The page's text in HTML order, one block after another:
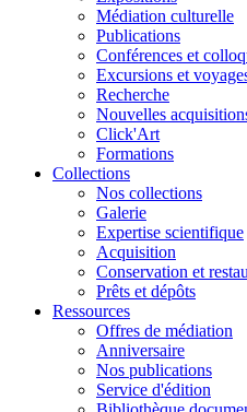
Médiation culturelle
Publications
Conférences et
Excursions et
Recherche
Nouvelles
Click'Art
Formations
Collections
Nos collections
Galerie
Expertise scientifique
Acquisition
Conservation et
Prêts et dépôts
Ressources
Offres de médiation
Anniversaire
Nos publications
Service d'édition